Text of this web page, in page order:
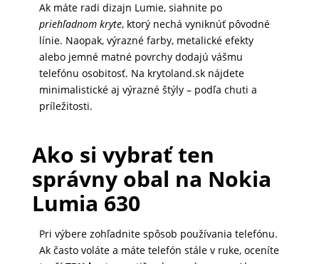
Ak máte radi dizajn Lumie, siahnite po
priehľadnom kryte, ktorý nechá vyniknúť pôvodné
línie. Naopak, výrazné farby, metalické efekty
alebo jemné matné povrchy dodajú vášmu
telefónu osobitosť. Na krytoland.sk nájdete
minimalistické aj výrazné štýly – podľa chuti a
príležitosti.
Ako si vybrať ten
správny obal na Nokia
Lumia 630
Pri výbere zohľadnite spôsob používania telefónu.
Ak často voláte a máte telefón stále v ruke, oceníte